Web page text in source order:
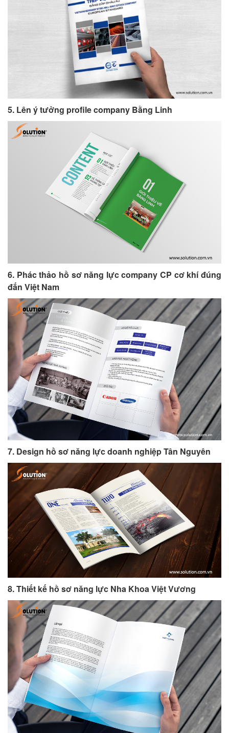
5. Lên ý tưởng profile company Bằng Linh
6. Phác thảo hồ sơ năng lực company CP cơ khí đúng
đắn Việt Nam
7. Design hồ sơ năng lực doanh nghiệp Tân Nguyên
8. Thiết kế hồ sơ năng lực Nha Khoa Việt Vương